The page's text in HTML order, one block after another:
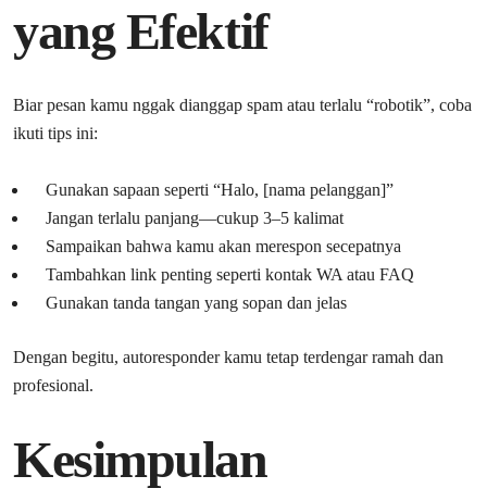
yang Efektif
Biar pesan kamu nggak dianggap spam atau terlalu “robotik”, coba
ikuti tips ini:
Gunakan sapaan seperti “Halo, [nama pelanggan]”
Jangan terlalu panjang—cukup 3–5 kalimat
Sampaikan bahwa kamu akan merespon secepatnya
Tambahkan link penting seperti kontak WA atau FAQ
Gunakan tanda tangan yang sopan dan jelas
Dengan begitu, autoresponder kamu tetap terdengar ramah dan
profesional.
Kesimpulan